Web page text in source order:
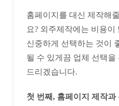
홈페이지를 대신 제작해
요? 외주제작에는 비용
신중하게 선택하는 것이
될 수 있게끔 업체 선택을
드리겠습니다.
첫 번째, 홈페이지 제작과